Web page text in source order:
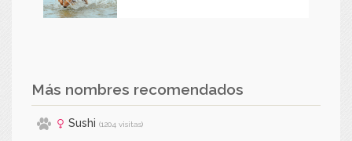
Más nombres recomendados
Sushi (1204 visitas)